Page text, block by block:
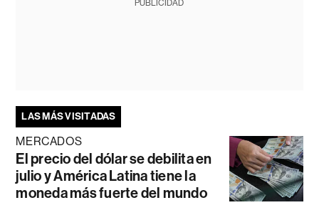
PUBLICIDAD
LAS MÁS VISITADAS
MERCADOS
El precio del dólar se debilita en
julio y América Latina tiene la
moneda más fuerte del mundo